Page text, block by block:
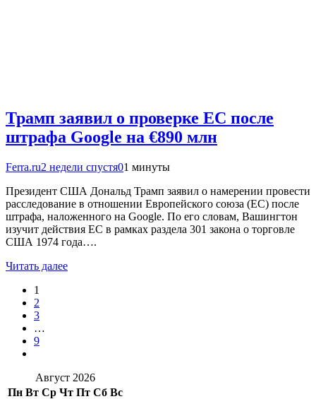
Трамп заявил о проверке ЕС после
штрафа Google на €890 млн
Ferra.ru2 недели спустя01 минуты
Президент США Дональд Трамп заявил о намерении провести
расследование в отношении Европейского союза (ЕС) после
штрафа, наложенного на Google. По его словам, Вашингтон
изучит действия ЕС в рамках раздела 301 закона о торговле
США 1974 года….
Читать далее
1
2
3
…
9
Август 2026
Пн Вт Ср Чт Пт Сб Вс